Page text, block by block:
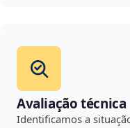
Avaliação técnica
Identificamos a